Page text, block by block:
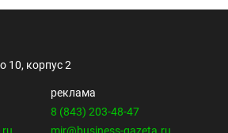
10, корпус 2
реклама
8 (843) 203-48-47